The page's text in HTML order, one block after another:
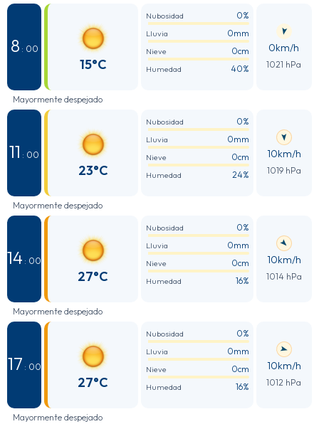
8 : 00
15°C
Nubosidad 0%
Lluvia 0mm
Nieve 0cm
Humedad 40%
0km/h
1021 hPa
Mayormente despejado
11 : 00
23°C
Nubosidad 0%
Lluvia 0mm
Nieve 0cm
Humedad 24%
10km/h
1019 hPa
Mayormente despejado
14 : 00
27°C
Nubosidad 0%
Lluvia 0mm
Nieve 0cm
Humedad 16%
10km/h
1014 hPa
Mayormente despejado
17 : 00
27°C
Nubosidad 0%
Lluvia 0mm
Nieve 0cm
Humedad 16%
10km/h
1012 hPa
Mayormente despejado